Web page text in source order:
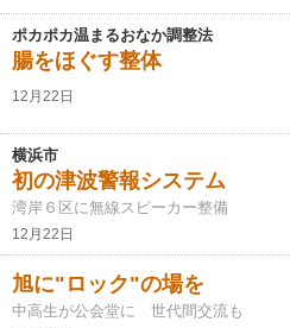
ポカポカ温まるおなか調整法
腸をほぐす整体
12月22日
横浜市
初の津波警報システム
湾岸６区に無線スピーカー整備
12月22日
旭に"ロック"の場を
中高生が公会堂に 世代間交流も